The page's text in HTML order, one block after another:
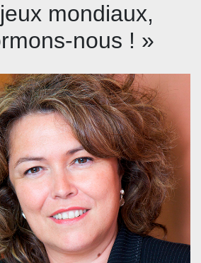
mondiaux,
nous ! »